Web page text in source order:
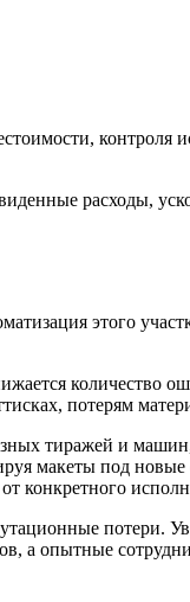
контроля
расходы,
этого
количество
потерям
тиражей и
макеты под
конкретного
потери.
а опытные